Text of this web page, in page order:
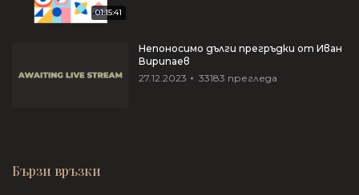
01:15:41
Непоносимо дълги прегръдки от Иван
Вирипаев
27.12.2023
33183 прегледа
Бързи връзки